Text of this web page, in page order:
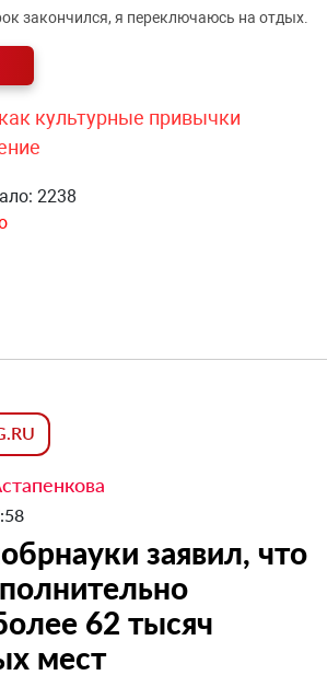
закончился, я переключаюсь на отдых.
культурные привычки
2238
заявил, что
62 тысяч
мест